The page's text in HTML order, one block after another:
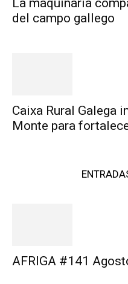
La maquinaria
del campo gallego
Caixa Rural Galega
Monte para
AFRIGA #141